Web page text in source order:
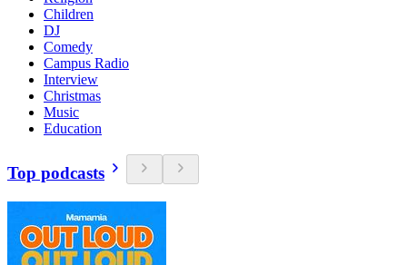
Children
DJ
Comedy
Campus Radio
Interview
Christmas
Music
Education
Top podcasts